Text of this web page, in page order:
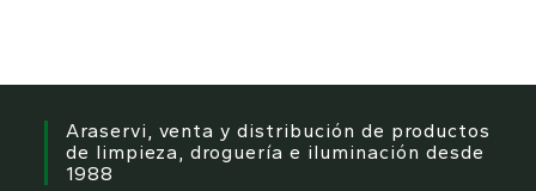
13,45 €.10,65 €.
Araservi, venta y distribución de productos
de limpieza, droguería e iluminación desde
1988